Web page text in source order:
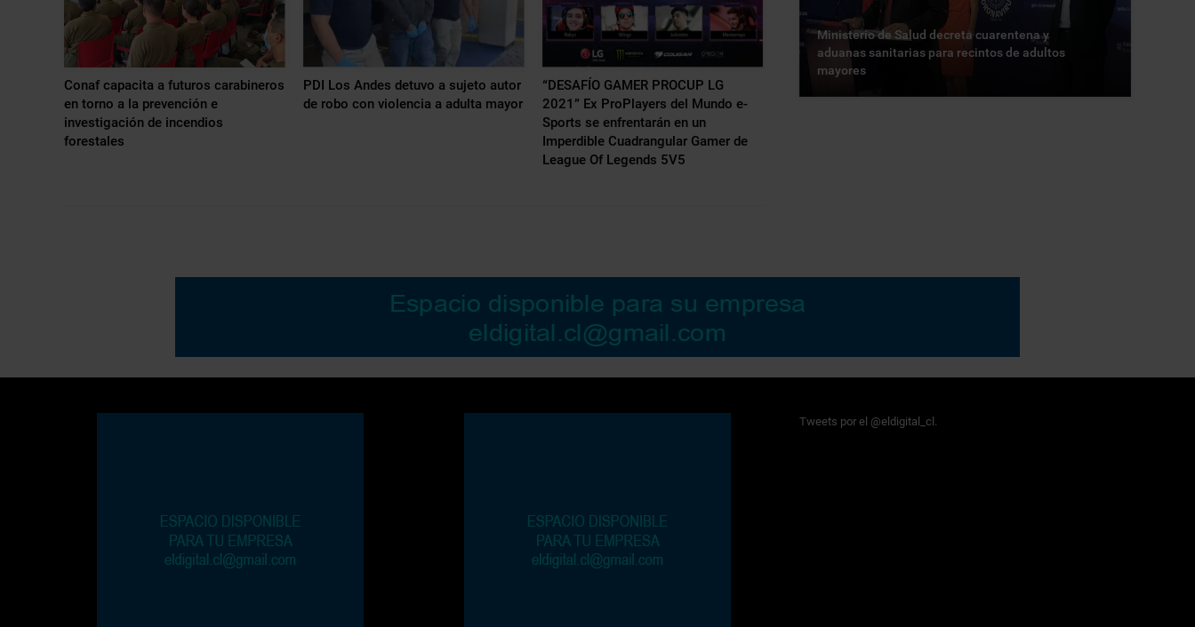
Conaf capacita a futuros carabineros
en torno a la prevención e
investigación de incendios
forestales
PDI Los Andes detuvo a sujeto autor
de robo con violencia a adulta mayor
“DESAFÍO GAMER PROCUP LG
2021” Ex ProPlayers del Mundo e-
Sports se enfrentarán en un
Imperdible Cuadrangular Gamer de
League Of Legends 5V5
Ministerio de Salud decreta cuarentena y
aduanas sanitarias para recintos de adultos
mayores
Tweets por el @eldigital_cl.